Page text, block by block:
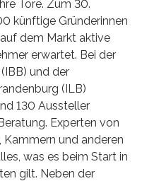
Tore. Zum 30.
künftige Gründerinnen
dem Markt aktive
erwartet. Bei der
und der
(ILB)
130 Aussteller
Experten von
Kammern und anderen
was es beim Start in
gilt. Neben der